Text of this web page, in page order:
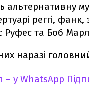
альтернативну
реггі,
Руфес та Боб
наразі
– у WhatsApp